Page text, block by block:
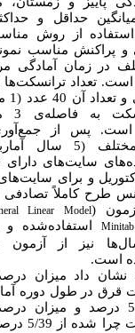
حداقل و
استفاده از روش
و پراکنش مناسب
در زمان آمادگی
است. تعداد ترانسکت
روی
است. پس از
(5
سال
سایت‌های دارای
و برای
طرح کاملاً
(
Linear Model
Minitab
استفاده‌شده و
نیز از
است.
نشان داد میزان
درصد تا 51 درصد و